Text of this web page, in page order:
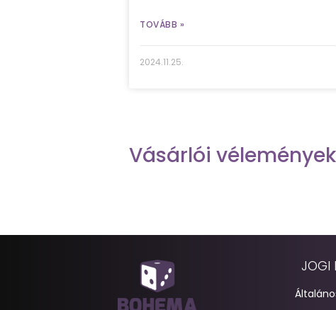
TOVÁBB »
2024.11.25.
Vásárlói vélemények
JOGI